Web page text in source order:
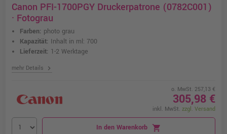
Canon PFI-1700PGY Druckerpatrone (0782C001)
· Fotograu
Farben: photo grau
Kapazität: Inhalt in ml: 700
Lieferzeit: 1-2 Werktage
mehr Details chevron_right
o. MwSt. 257,13 €
305,98 €
inkl. MwSt. zzgl. Versand
In den Warenkorb shopping_cart